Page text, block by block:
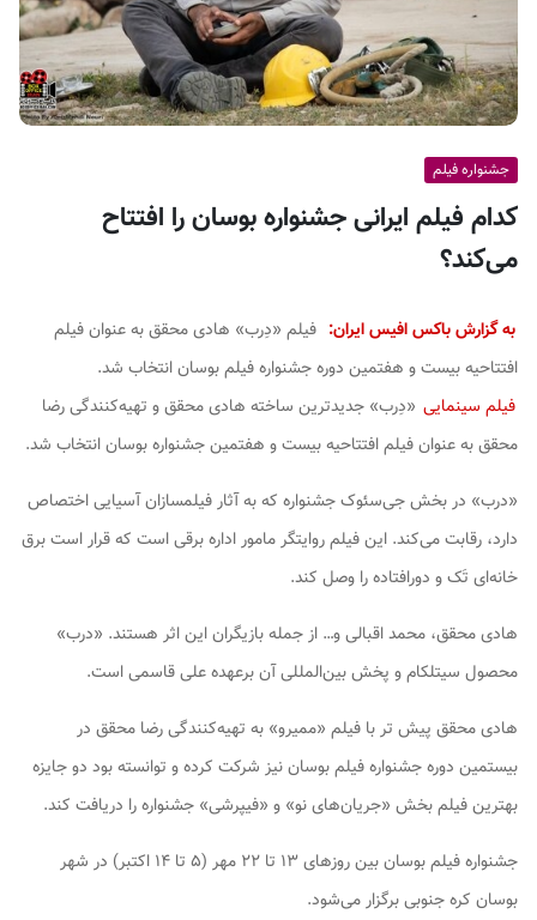
ن
جشنواره فیلم
کدام فیلم ایرانی جشنواره بوسان را افتتاح
می‌کند؟
به گزارش باکس افیس ایران: فیلم «دِرب» هادی محقق به عنوان فیلم
افتتاحیه بیست و هفتمین دوره جشنواره فیلم بوسان انتخاب شد.
فیلم سینمایی «دِرب» جدیدترین ساخته هادی محقق و تهیه‌کنندگی رضا
محقق به عنوان فیلم افتتاحیه بیست و هفتمین جشنواره بوسان انتخاب شد.
«درب» در بخش جی‌سئوک جشنواره که به آثار فیلمسازان آسیایی اختصاص
دارد، رقابت می‌کند. این فیلم روایتگر مامور اداره برقی است که قرار است برق
خانه‌ای تَک و دورافتاده را وصل کند.
هادی محقق، محمد اقبالی و… از جمله بازیگران این اثر هستند. «درب»
محصول سیتلکام و پخش بین‌المللی آن برعهده علی قاسمی است.
هادی محقق پیش تر با فیلم «ممیرو» به تهیه‌کنندگی رضا محقق در
بیستمین دوره جشنواره فیلم بوسان نیز شرکت کرده و توانسته بود دو جایزه
بهترین فیلم بخش «جریان‌های نو» و «فیپرشی» جشنواره را دریافت کند.
جشنواره فیلم بوسان بین روزهای ۱۳ تا ۲۲ مهر (۵ تا ۱۴ اکتبر) در شهر
بوسان کره جنوبی برگزار می‌شود.